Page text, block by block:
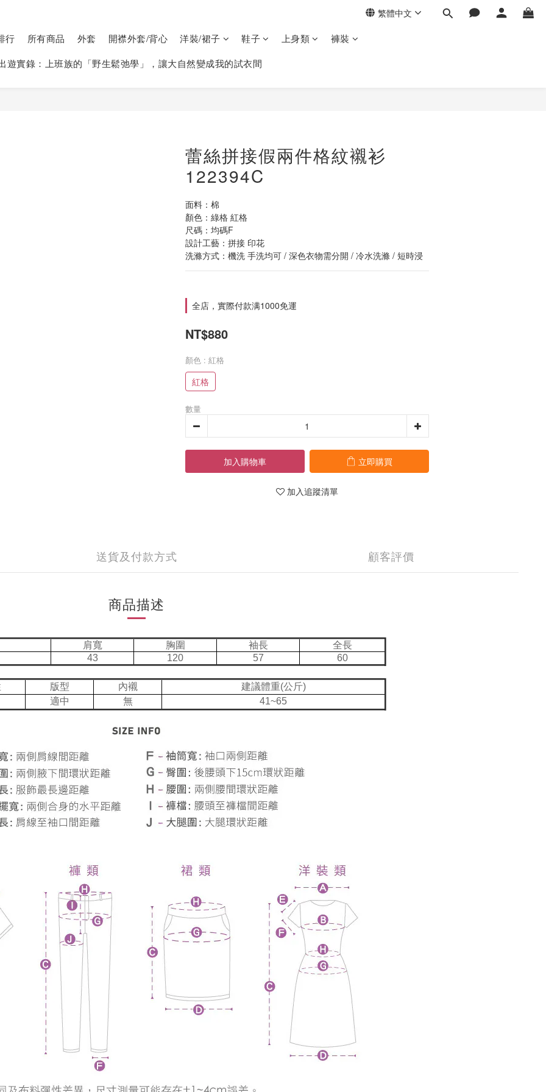
繁體中文
行 所有商品 外套 開襟外套/背心 洋裝/裙子 鞋子 上身類
褲裝
遊實錄：上班族的「野生鬆弛學」，讓大自然變成我的試衣間
蕾絲拼接假兩件格紋襯衫
122394C
面料：棉
顏色：綠格 紅格
尺碼：均碼F
設計工藝：拼接 印花
洗滌方式：機洗 手洗均可 / 深色衣物需分開 / 冷水洗滌 / 短時浸
全店，實際付款满1000免運
NT$880
顏色 : 紅格
紅格
數量
加入購物車 立即購買
加入追蹤清單
送貨及付款方式 顧客評價
商品描述
肩寬 胸圍 袖長
全長
43
120 57 60
版型 內襯
建議體重(公斤)
適中
無 41~65